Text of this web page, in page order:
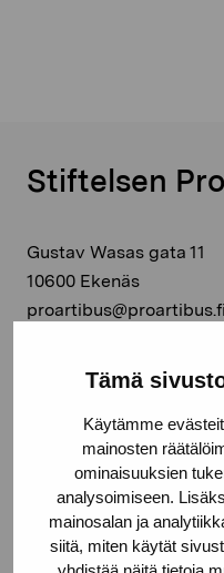
Tämä
Käytämme
mainosten
ominaisuuksien
analysoimiseen.
mainosalan ja
siitä, miten käytät
Stiftelsen
Gustav Wasas gata 11
10600 Ekenäs
proartibus@proartibus.fi
Kontakta oss